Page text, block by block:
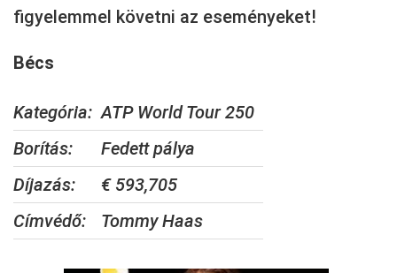
figyelemmel követni az eseményeket!
Bécs
Kategória: ATP World Tour 250
Borítás:
Fedett pálya
Díjazás:
€ 593,705
Címvédő:
Tommy Haas